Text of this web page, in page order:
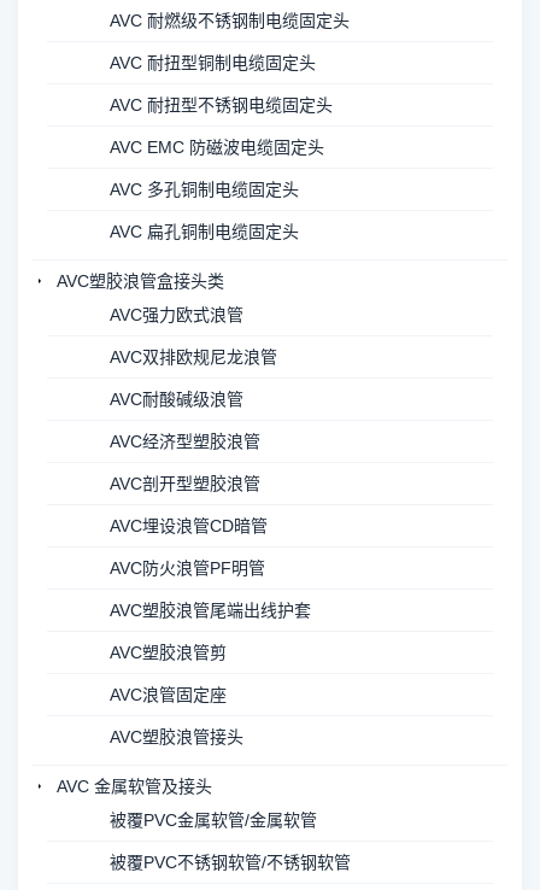
AVC 耐燃级不锈钢制电缆固定头
AVC 耐扭型铜制电缆固定头
AVC 耐扭型不锈钢电缆固定头
AVC EMC 防磁波电缆固定头
AVC 多孔铜制电缆固定头
AVC 扁孔铜制电缆固定头
AVC塑胶浪管盒接头类
AVC强力欧式浪管
AVC双排欧规尼龙浪管
AVC耐酸碱级浪管
AVC经济型塑胶浪管
AVC剖开型塑胶浪管
AVC埋设浪管CD暗管
AVC防火浪管PF明管
AVC塑胶浪管尾端出线护套
AVC塑胶浪管剪
AVC浪管固定座
AVC塑胶浪管接头
AVC 金属软管及接头
被覆PVC金属软管/金属软管
被覆PVC不锈钢软管/不锈钢软管